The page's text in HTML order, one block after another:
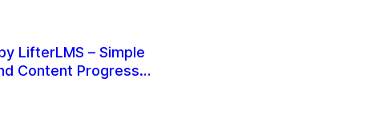
LifterLMS – Simple
Content Progress